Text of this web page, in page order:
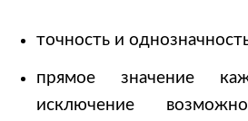
точность и
прямое значение
исключение